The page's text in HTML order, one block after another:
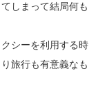
しまって結局何も
シーを利用する時
旅行も有意義なも